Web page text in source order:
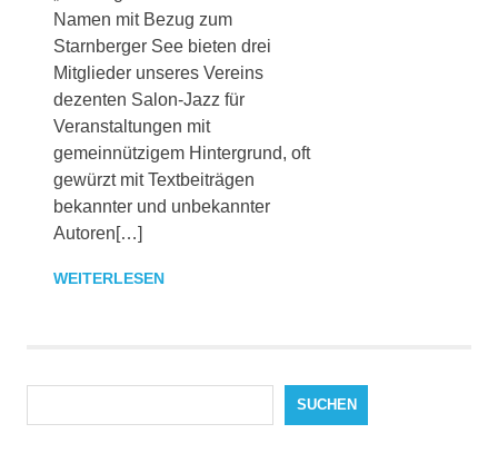
Namen mit Bezug zum
Starnberger See bieten drei
Mitglieder unseres Vereins
dezenten Salon-Jazz für
Veranstaltungen mit
gemeinnützigem Hintergrund, oft
gewürzt mit Textbeiträgen
bekannter und unbekannter
Autoren[…]
WEITERLESEN
SUCHEN